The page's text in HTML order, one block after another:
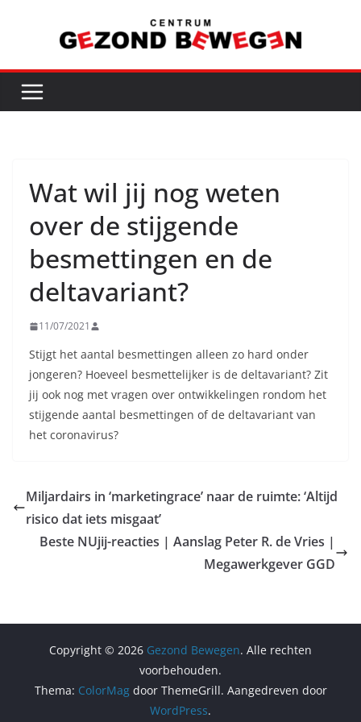
inhoud
Wat wil jij nog weten
over de stijgende
besmettingen en de
deltavariant?
11/07/2021
Stijgt het aantal besmettingen alleen zo hard onder
jongeren? Hoeveel besmettelijker is de deltavariant? Zit
jij ook nog met vragen over ontwikkelingen rondom het
stijgende aantal besmettingen of de deltavariant van
het coronavirus?
Miljardairs in ‘marketingrace’ naar de ruimte: ‘Altijd
risico dat iets misgaat’
Beste NUjij-reacties | Aanslag Peter R. de Vries |
Megawerkgever GGD
Copyright © 2026 Gezond Bewegen. Alle rechten
voorbehouden.
Thema: ColorMagdoor ThemeGrill. Aangedreven door
WordPress.